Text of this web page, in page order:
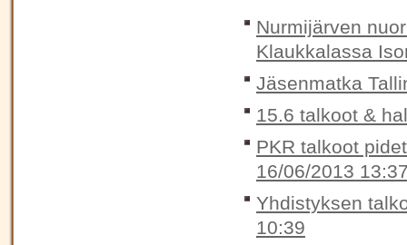
Nurmijärven
Klaukkalassa
Jäsenmatka
15.6 talkoot &
PKR talkoot
16/06/2013
Yhdistyksen
10:39